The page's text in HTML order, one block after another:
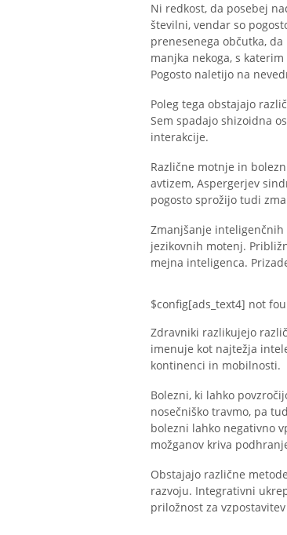
Ni redkost, da posebej
številni, vendar so
prenesenega občutka,
manjka nekoga, s
Pogosto naletijo na
Poleg tega obstajajo
Sem spadajo shizoidna
interakcije.
Različne motnje in
avtizem, Aspergerjev
pogosto sprožijo tudi
Zmanjšanje
jezikovnih motenj.
mejna inteligenca.
$config[ads_text4] not
Zdravniki razlikujejo
imenuje kot najtežja
kontinenci in mobilnosti.
Bolezni, ki lahko
nosečniško travmo, pa
bolezni lahko negativno
možganov kriva
Obstajajo različne
razvoju. Integrativni
priložnost za